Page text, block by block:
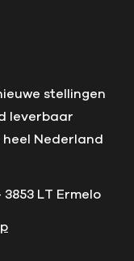
op LinkedIn
stellingen
leverbaar
Nederland
3853 LT Ermelo